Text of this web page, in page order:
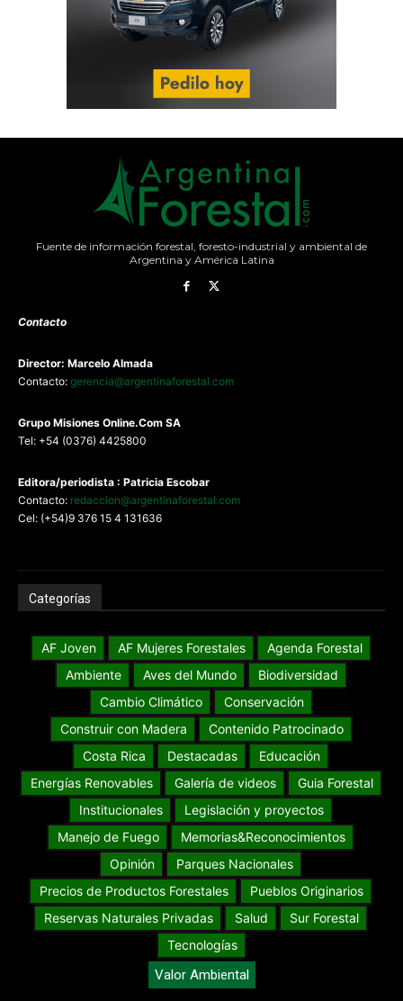
Fuente de información forestal, foresto-industrial y ambiental de
Argentina y América Latina
Contacto
Director: Marcelo Almada
Contacto: gerencia@argentinaforestal.com
Grupo Misiones Online.Com SA
Tel: +54 (0376) 4425800
Editora/periodista : Patricia Escobar
Contacto: redaccion@argentinaforestal.com
Cel: (+54)9 376 15 4 131636
Categorías
AF Joven AF Mujeres Forestales
Agenda Forestal
Ambiente
Aves del Mundo
Biodiversidad
Cambio Climático
Conservación
Construir con Madera
Contenido Patrocinado
Costa Rica
Destacadas
Educación
Energías Renovables
Galería de videos
Guia Forestal
Institucionales
Legislación y proyectos
Manejo de Fuego
Memorias&Reconocimientos
Opinión
Parques Nacionales
Precios de Productos Forestales
Pueblos Originarios
Reservas Naturales Privadas
Salud
Sur Forestal
Tecnologías
Valor Ambiental